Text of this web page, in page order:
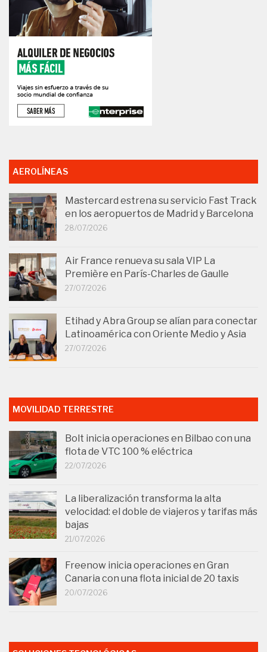
AEROLÍNEAS
Mastercard estrena su servicio Fast Track
en los aeropuertos de Madrid y Barcelona
28/07/2026
Air France renueva su sala VIP La
Première en París-Charles de Gaulle
27/07/2026
Etihad y Abra Group se alían para conectar
Latinoamérica con Oriente Medio y Asia
27/07/2026
MOVILIDAD TERRESTRE
Bolt inicia operaciones en Bilbao con una
flota de VTC 100 % eléctrica
22/07/2026
La liberalización transforma la alta
velocidad: el doble de viajeros y tarifas más
bajas
21/07/2026
Freenow inicia operaciones en Gran
Canaria con una flota inicial de 20 taxis
20/07/2026